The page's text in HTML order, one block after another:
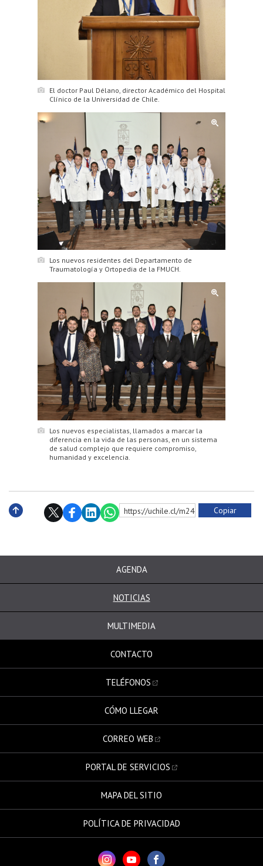
El doctor Paul Délano, director Académico del Hospital
Clínico de la Universidad de Chile.
Los nuevos residentes del Departamento de
Traumatología y Ortopedia de la FMUCH.
Los nuevos especialistas, llamados a marcar la
diferencia en la vida de las personas, en un sistema
de salud complejo que requiere compromiso,
humanidad y excelencia.
https://uchile.cl/m240126 Copiar
AGENDA
NOTICIAS
MULTIMEDIA
CONTACTO
TELÉFONOS
CÓMO LLEGAR
CORREO WEB
PORTAL DE SERVICIOS
MAPA DEL SITIO
POLÍTICA DE PRIVACIDAD